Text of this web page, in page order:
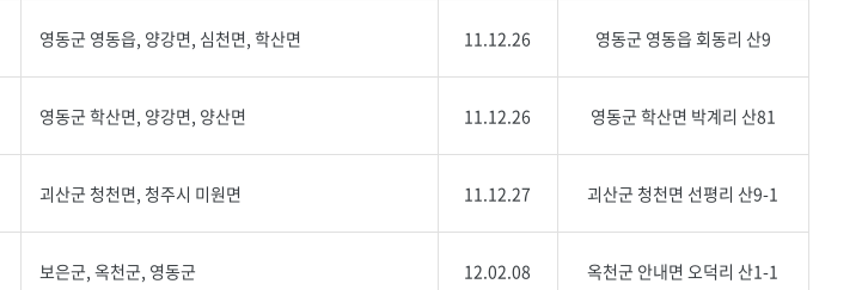
영동군 영동읍, 양강면, 심천면, 학산면 11.12.26 영동군 영동읍 회동리 산9
영동군 학산면, 양강면, 양산면 11.12.26 영동군 학산면 박계리 산81
괴산군 청천면, 청주시 미원면 11.12.27 괴산군 청천면 선평리 산9-1
보은군, 옥천군, 영동군 12.02.08 옥천군 안내면 오덕리 산1-1